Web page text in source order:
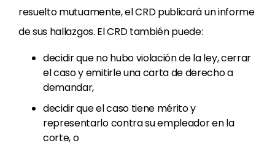
resuelto mutuamente, el CRD publicará un informe
de sus hallazgos. El CRD también puede:
decidir que no hubo violación de la ley, cerrar
el caso y emitirle una carta de derecho a
demandar,
decidir que el caso tiene mérito y
representarlo contra su empleador en la
corte, o